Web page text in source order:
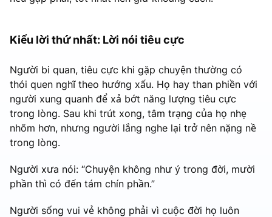
Kiểu lời thứ nhất: Lời nói tiêu cực
Người bi quan, tiêu cực khi gặp chuyện thường có
thói quen nghĩ theo hướng xấu. Họ hay than phiền với
người xung quanh để xả bớt năng lượng tiêu cực
trong lòng. Sau khi trút xong, tâm trạng của họ nhẹ
nhõm hơn, nhưng người lắng nghe lại trở nên nặng nề
trong lòng.
Người xưa nói: “Chuyện không như ý trong đời, mười
phần thì có đến tám chín phần.”
Người sống vui vẻ không phải vì cuộc đời họ luôn